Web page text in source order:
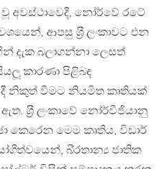
වූ අවස්ථාවෙදී, නෝර්වේ රටේ
ආපසු ශ‍්‍රී ලංකාවට එන
දැක බලාගන්නා ලෙසත්
කාරණා පිළිබඳ
දී නිකුත් වීමට නියමිත කෘතියක්
ශ‍්‍රී ලංකාවේ නෝර්වීජියානු
කෙරෙන මෙම කෘතිය, විඩාර්
බි‍්‍රතාන්‍ය ජාතික